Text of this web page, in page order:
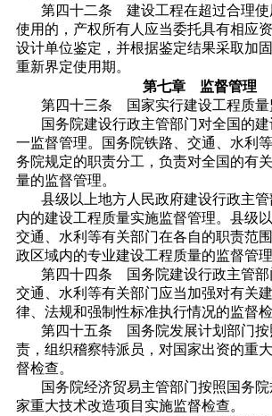
第四十二条 建设工程在超过合理使
使用的，产权所有人应当委托具有相应资
设计单位鉴定，并根据鉴定结果采取加
重新界定使用期。
第七章 监督管理
第四十三条 国家实行建设工程质量
国务院建设行政主管部门对全国的
一监督管理。国务院铁路、交通、水利
务院规定的职责分工，负责对全国的有
量的监督管理。
县级以上地方人民政府建设行政主
内的建设工程质量实施监督管理。县级
交通、水利等有关部门在各自的职责范
政区域内的专业建设工程质量的监督管理
第四十四条 国务院建设行政主管部
交通、水利等有关部门应当加强对有关
律、法规和强制性标准执行情况的监督检
第四十五条 国务院发展计划部门按
责，组织稽察特派员，对国家出资的重
督检查。
国务院经济贸易主管部门按照国务
家重大技术改造项目实施监督检查。